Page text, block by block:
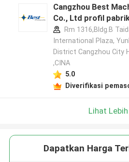
Cangzhou Best
Co., Ltd profil
Rm 1316,Bldg.B
International Plaza,
District Cangzhou City
,CINA
5.0
Diverifikasi
Lihat Lebih
Dapatkan Harga